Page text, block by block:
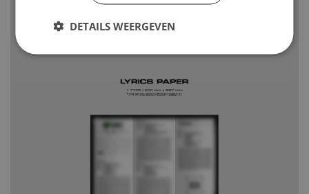
DETAILS WEERGEVEN